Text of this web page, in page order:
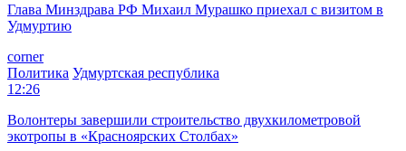
Глава Минздрава РФ Михаил Мурашко приехал с визитом в
Удмуртию
corner
Политика Удмуртская республика
12:26
Волонтеры завершили строительство двухкилометровой
экотропы в «Красноярских Столбах»